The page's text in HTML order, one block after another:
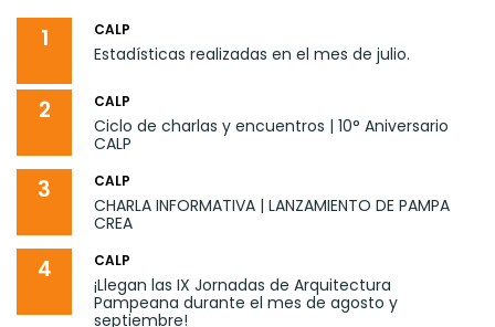
1 CALP
Estadísticas realizadas en el mes de julio.
2 CALP
Ciclo de charlas y encuentros | 10° Aniversario
CALP
3 CALP
CHARLA INFORMATIVA | LANZAMIENTO DE PAMPA
CREA
4 CALP
¡Llegan las IX Jornadas de Arquitectura
Pampeana durante el mes de agosto y
septiembre!